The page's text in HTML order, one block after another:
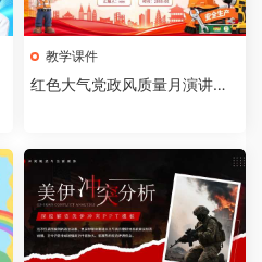
教学课件
红色大气党政风质量月演讲比